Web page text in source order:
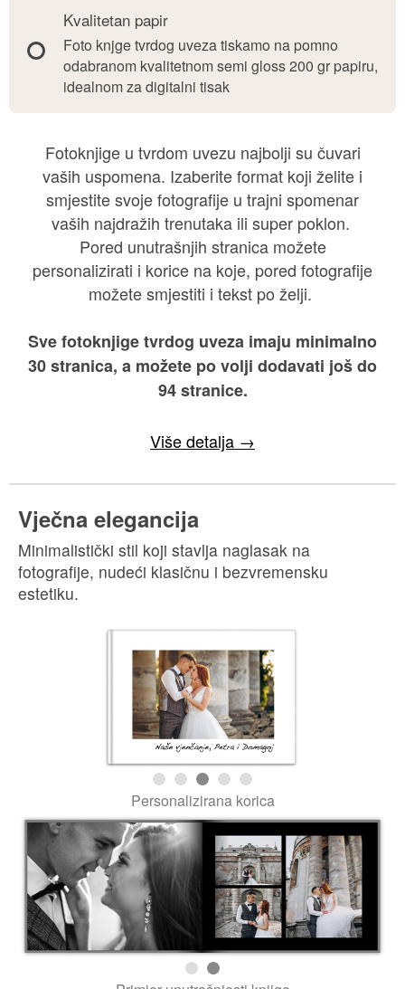
Kvalitetan papir
Foto knjge tvrdog uveza tiskamo na pomno
odabranom kvalitetnom semi gloss 200 gr papiru,
idealnom za digitalni tisak
Fotoknjige u tvrdom uvezu najbolji su čuvari
vaših uspomena. Izaberite format koji želite i
smjestite svoje fotografije u trajni spomenar
vaših najdražih trenutaka ili super poklon.
Pored unutrašnjih stranica možete
personalizirati i korice na koje, pored fotografije
možete smjestiti i tekst po želji.
Sve fotoknjige tvrdog uveza imaju minimalno
30 stranica, a možete po volji dodavati još do
94 stranice.
Više detalja →
Vječna elegancija
Minimalistički stil koji stavlja naglasak na
fotografije, nudeći klasičnu i bezvremensku
estetiku.
Personalizirana korica